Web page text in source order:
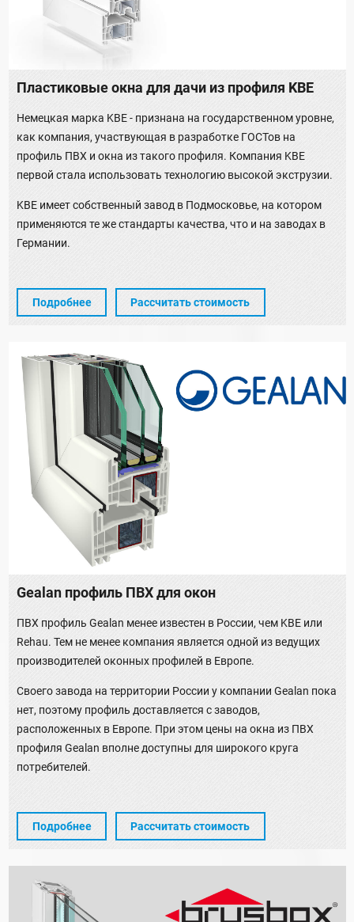
Пластиковые окна для дачи из профиля KBE
Немецкая марка KBE - признана на государственном уровне,
как компания, участвующая в разработке ГОСТов на
профиль ПВХ и окна из такого профиля. Компания KBE
первой стала использовать технологию высокой экструзии.
KBE имеет собственный завод в Подмосковье, на котором
применяются те же стандарты качества, что и на заводах в
Германии.
Подробнее Рассчитать стоимость
Gealan профиль ПВХ для окон
ПВХ профиль Gealan менее известен в России, чем KBE или
Rehau. Тем не менее компания является одной из ведущих
производителей оконных профилей в Европе.
Своего завода на территории России у компании Gealan пока
нет, поэтому профиль доставляется с заводов,
расположенных в Европе. При этом цены на окна из ПВХ
профиля Gealan вполне доступны для широкого круга
потребителей.
Подробнее Рассчитать стоимость